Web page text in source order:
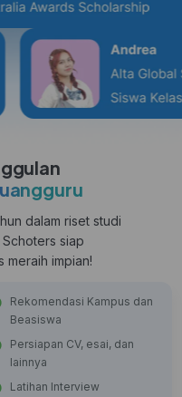
dalam riset studi
siap
meraih impian!
Rekomendasi Kampus dan
Beasiswa
Persiapan CV, esai, dan
lainnya
Latihan Interview